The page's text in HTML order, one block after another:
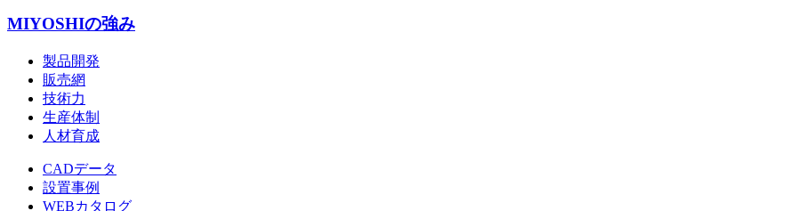
MIYOSHIの強み
製品開発
販売網
技術力
生産体制
人材育成
CADデータ
設置事例
WEBカタログ